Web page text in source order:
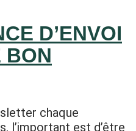
D’ENVOI
BON
chaque
l’important est d’être